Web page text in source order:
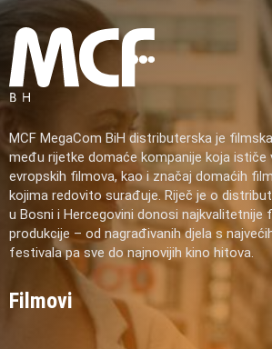
MCF MegaCom BiH distributerska je
među rijetke domaće kompanije koja
evropskih filmova, kao i značaj domaćih
kojima redovito surađuje. Riječ je o
u Bosni i Hercegovini donosi najkvalitetnije
produkcije – od nagrađivanih djela s
festivala pa sve do najnovijih kino hitova.
Filmovi